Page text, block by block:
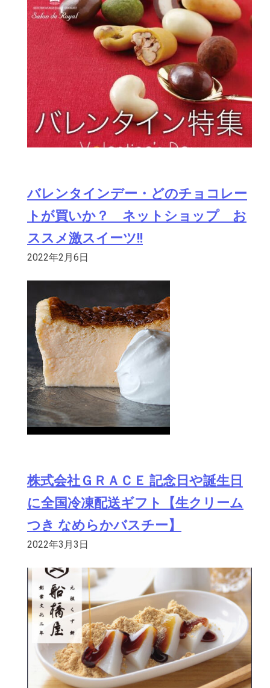
バレンタインデー・どのチョコレー
トが買いか？ ネットショップ お
ススメ激スイーツ!!
2022年2月6日
株式会社ＧＲＡＣＥ 記念日や誕生日
に全国冷凍配送ギフト【生クリーム
つき なめらかバスチー】
2022年3月3日